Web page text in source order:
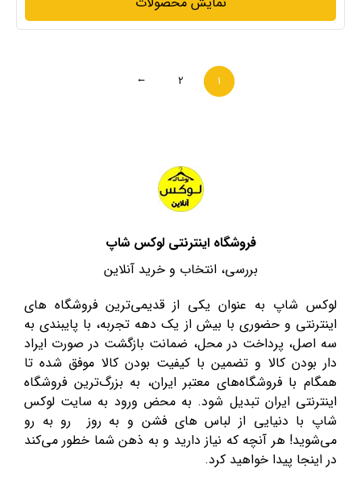
1
2
→
فروشگاه اینترنتی لوکس شاپ
بررسی، انتخاب و خرید آنلاین
لوکس شاپ به عنوان یکی از قدیمی‌ترین فروشگاه های
اینترنتی و حضوری با بیش از یک دهه تجربه، با پایبندی به
سه اصل، پرداخت در محل، ضمانت بازگشت در صورت ایراد
دار بودن کالا و تضمین با کیفیت بودن کالا موفق شده تا
همگام با فروشگاه‌های معتبر ایران، به بزرگ‌ترین فروشگاه
اینترنتی ایران تبدیل شود. به محض ورود به سایت لوکس
شاپ با دنیایی از لباس های فشن و به روز رو به رو
می‌شوید! هر آنچه که نیاز دارید و به ذهن شما خطور می‌کند
در اینجا پیدا خواهید کرد.